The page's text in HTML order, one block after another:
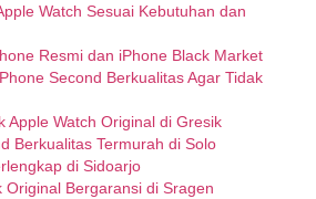
Watch Sesuai Kebutuhan dan
Resmi dan iPhone Black Market
Second Berkualitas Agar Tidak
Apple Watch Original di Gresik
Berkualitas Termurah di Solo
di Sidoarjo
Original Bergaransi di Sragen